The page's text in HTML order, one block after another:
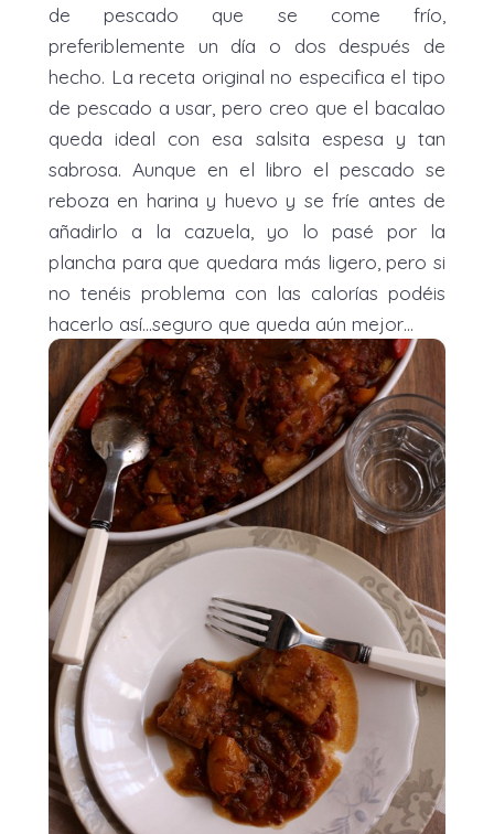
de pescado que se come frío,
preferiblemente un día o dos después de
hecho. La receta original no especifica el tipo
de pescado a usar, pero creo que el bacalao
queda ideal con esa salsita espesa y tan
sabrosa. Aunque en el libro el pescado se
reboza en harina y huevo y se fríe antes de
añadirlo a la cazuela, yo lo pasé por la
plancha para que quedara más ligero, pero si
no tenéis problema con las calorías podéis
hacerlo así…seguro que queda aún mejor…